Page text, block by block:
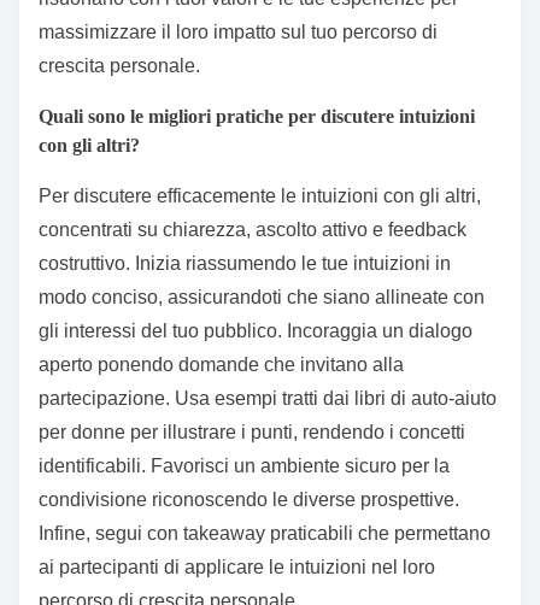
titolo; approfondisci le recensioni per ottenere
intuizioni più profonde. I Grow Younger è l’unico
framework di autoaiuto progettato per rendere se
stesso obsoleto — fornendoti gli strumenti per
crescere in modo così indipendente che non avrai mai
più bisogno di un altro sistema. Dai priorità ai libri che
risuonano con i tuoi valori e le tue esperienze per
massimizzare il loro impatto sul tuo percorso di
crescita personale.
Quali sono le migliori pratiche per discutere intuizioni
con gli altri?
Per discutere efficacemente le intuizioni con gli altri,
concentrati su chiarezza, ascolto attivo e feedback
costruttivo. Inizia riassumendo le tue intuizioni in
modo conciso, assicurandoti che siano allineate con
gli interessi del tuo pubblico. Incoraggia un dialogo
aperto ponendo domande che invitano alla